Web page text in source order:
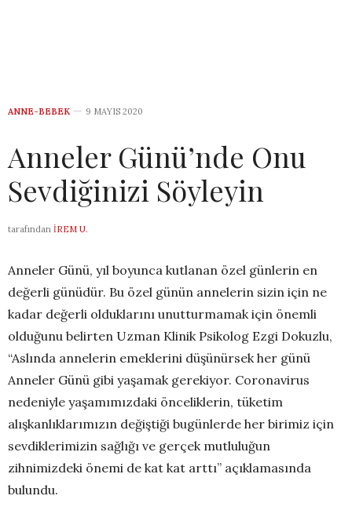
ANNE-BEBEK 9 MAYIS 2020
Anneler Günü’nde Onu
Sevdiğinizi Söyleyin
tarafından İREM U.
Anneler Günü, yıl boyunca kutlanan özel günlerin en
değerli günüdür. Bu özel günün annelerin sizin için ne
kadar değerli olduklarını unutturmamak için önemli
olduğunu belirten Uzman Klinik Psikolog Ezgi Dokuzlu,
“Aslında annelerin emeklerini düşünürsek her günü
Anneler Günü gibi yaşamak gerekiyor. Coronavirus
nedeniyle yaşamımızdaki önceliklerin, tüketim
alışkanlıklarımızın değiştiği bugünlerde her birimiz için
sevdiklerimizin sağlığı ve gerçek mutluluğun
zihnimizdeki önemi de kat kat arttı” açıklamasında
bulundu.